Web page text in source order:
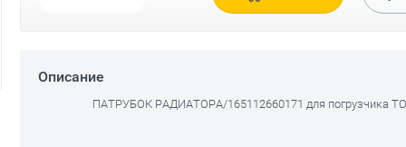
РЕМКОМПЛЕКТ ПРОКЛАДОК
ШЕСТЕРНЯ
ЗУБЧАТАЯ/
Описание
ПАТРУБОК РАДИАТОРА/165112660171 для погрузчика